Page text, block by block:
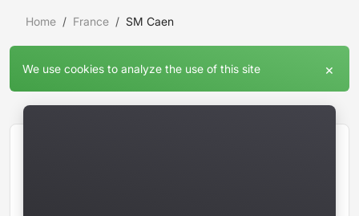
Home France SM Caen
We use cookies to analyze the use of this site ×